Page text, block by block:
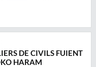
DE CIVILS FUIENT
HARAM